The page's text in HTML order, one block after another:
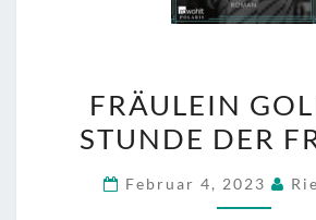
GOLD
DIE
DER
FRÄULEIN
STUNDE DER
Februar 4, 2023